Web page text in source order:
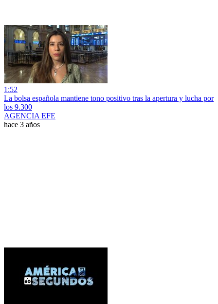
1:52
La bolsa española mantiene tono positivo tras la apertura y lucha por
los 9.300
AGENCIA EFE
hace 3 años